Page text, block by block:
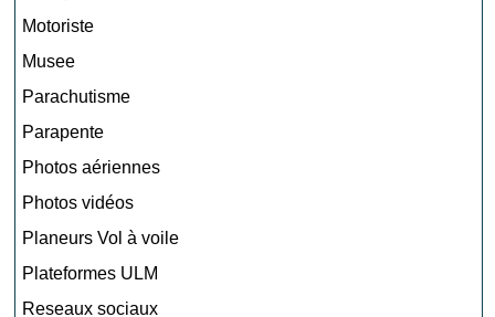
Motoriste
Musee
Parachutisme
Parapente
Photos aériennes
Photos vidéos
Planeurs Vol à voile
Plateformes ULM
Reseaux sociaux